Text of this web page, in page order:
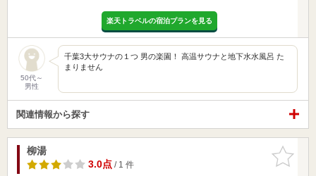
楽天トラベルの宿泊プランを見る
50代～
男性
千葉3大サウナの１つ 男の楽園！ 高温サウナと地下水水風呂 た
まりません
関連情報から探す
お気に入
りに追加
柳湯
3.0点/ 1 件